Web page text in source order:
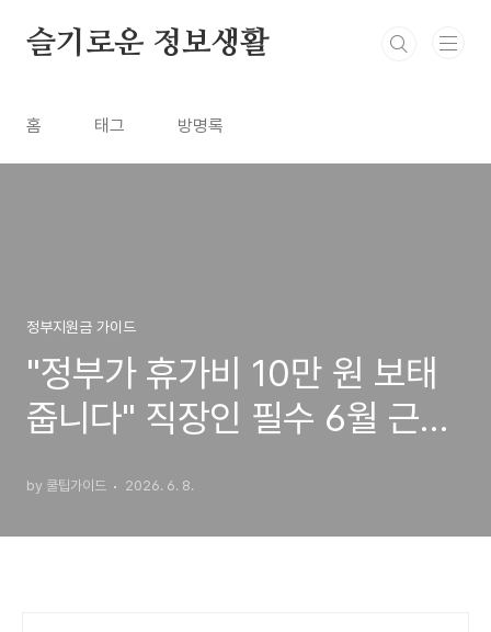
슬기로운 정보생활
홈 태그 방명록
정부지원금 가이드
"정부가 휴가비 10만 원 보태
줍니다" 직장인 필수 6월 근로
by 쿨팁가이드 2026. 6. 8.